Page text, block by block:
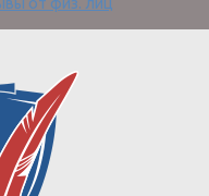
от физ. лиц